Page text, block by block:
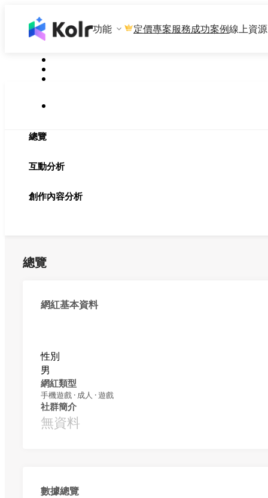
功能 定價專案服務成功案例線上資源
總覽
互動分析
創作內容分析
總覽
網紅基本資料
性別
男
網紅類型
手機遊戲 · 成人 · 遊戲
社群簡介
無資料
數據總覽